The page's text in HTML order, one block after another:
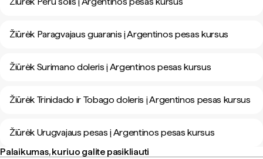
Žiūrėk Paragvajaus guaranis į Argentinos pesas kursus
Žiūrėk Surimano doleris į Argentinos pesas kursus
Žiūrėk Trinidado ir Tobago doleris į Argentinos pesas kursus
Žiūrėk Urugvajaus pesas į Argentinos pesas kursus
Palaikumas, kuriuo galite pasikliauti